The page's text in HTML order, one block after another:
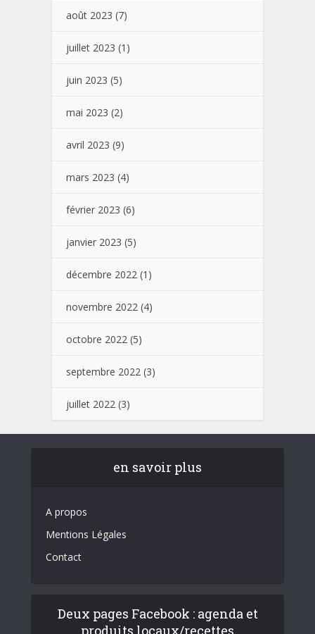
août 2023 (7)
juillet 2023 (1)
juin 2023 (5)
mai 2023 (2)
avril 2023 (9)
mars 2023 (4)
février 2023 (6)
janvier 2023 (5)
décembre 2022 (1)
novembre 2022 (4)
octobre 2022 (5)
septembre 2022 (3)
juillet 2022 (3)
en savoir plus
A propos
Mentions Légales
Contact
Deux pages Facebook : agenda et
produits locaux/recettes